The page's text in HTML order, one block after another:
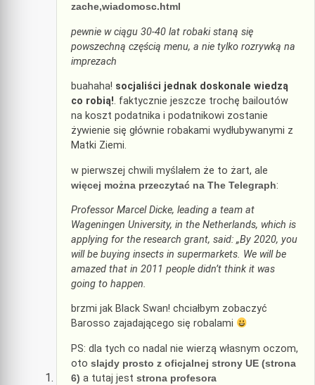
zache,wiadomosc.html
pewnie w ciągu 30-40 lat robaki staną się
powszechną częścią menu, a nie tylko rozrywką na
imprezach
buahaha! socjaliści jednak doskonale wiedzą
co robią!. faktycznie jeszcze trochę bailoutów
na koszt podatnika i podatnikowi zostanie
żywienie się głównie robakami wydłubywanymi z
Matki Ziemi.
w pierwszej chwili myślałem że to żart, ale
więcej można przeczytać na The Telegraph:
Professor Marcel Dicke, leading a team at
Wageningen University, in the Netherlands, which is
applying for the research grant, said: „By 2020, you
will be buying insects in supermarkets. We will be
amazed that in 2011 people didn’t think it was
going to happen.
brzmi jak Black Swan! chciałbym zobaczyć
Barosso zajadającego się robalami
PS: dla tych co nadal nie wierzą własnym oczom,
oto slajdy prosto z oficjalnej strony UE (strona
6) a tutaj jest strona profesora